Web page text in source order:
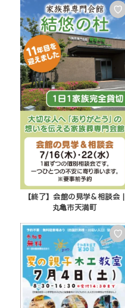
♡
【終了】会館の見学＆相談会 |
丸亀市天満町
♡